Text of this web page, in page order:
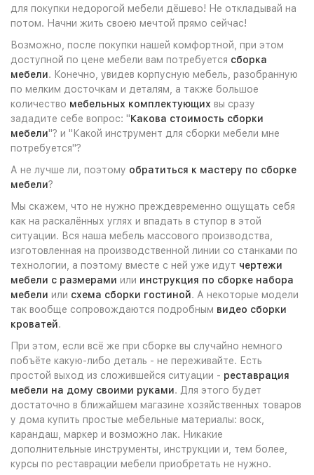
для покупки недорогой мебели дёшево! Не откладывай на
потом. Начни жить своею мечтой прямо сейчас!
Возможно, после покупки нашей комфортной, при этом
доступной по цене мебели вам потребуется сборка
мебели. Конечно, увидев корпусную мебель, разобранную
по мелким досточкам и деталям, а также большое
количество мебельных комплектующих вы сразу
зададите себе вопрос: "Какова стоимость сборки
мебели"? и "Какой инструмент для сборки мебели мне
потребуется"?
А не лучше ли, поэтому обратиться к мастеру по сборке
мебели?
Мы скажем, что не нужно преждевременно ощущать себя
как на раскалённых углях и впадать в ступор в этой
ситуации. Вся наша мебель массового производства,
изготовленная на производственной линии со станками по
технологии, а поэтому вместе с ней уже идут чертежи
мебели с размерами или инструкция по сборке набора
мебели или схема сборки гостиной. А некоторые модели
так вообще сопровождаются подробным видео сборки
кроватей.
При этом, если всё же при сборке вы случайно немного
побъёте какую-либо деталь - не переживайте. Есть
простой выход из сложившейся ситуации - реставрация
мебели на дому своими руками. Для этого будет
достаточно в ближайшем магазине хозяйственных товаров
у дома купить простые мебельные материалы: воск,
карандаш, маркер и возможно лак. Никакие
дополнительные инструменты, инструкции и, тем более,
курсы по реставрации мебели приобретать не нужно.